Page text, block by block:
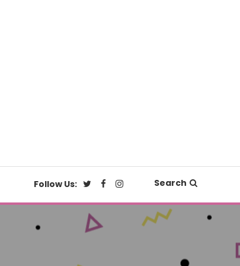
Follow Us: Search